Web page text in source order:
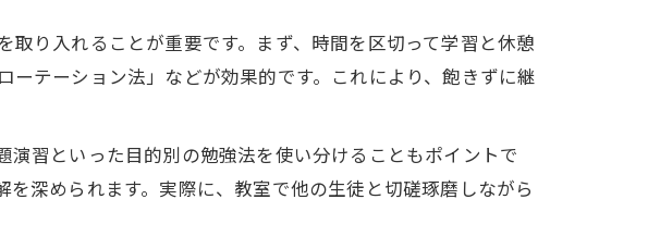
り入れることが重要です。まず、時間を区切って学習と休憩
テーション法」などが効果的です。これにより、飽きずに継
習といった目的別の勉強法を使い分けることもポイントで
深められます。実際に、教室で他の生徒と切磋琢磨しながら